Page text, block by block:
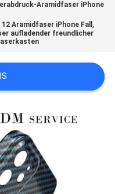
Aramidfaser iPhone
12 Aramidfaser iPhone Fall ,
aufladender freundlicher